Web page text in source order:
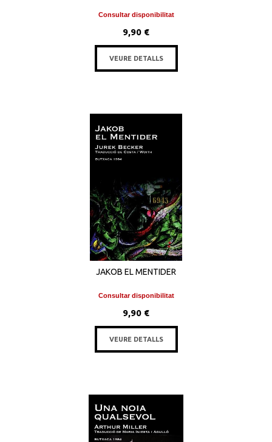
Consultar disponibilitat
9,90 €
VEURE DETALLS
JAKOB EL MENTIDER
Consultar disponibilitat
9,90 €
VEURE DETALLS